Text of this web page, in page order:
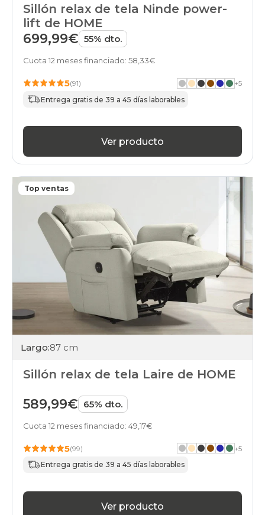
Sillón relax de tela Ninde power-
lift de HOME
699,99€ 55% dto.
Cuota 12 meses financiado: 58,33€
5(91) +5
Entrega gratis de 39 a 45 días laborables
Ver producto
Top ventas
Largo:87 cm
Sillón relax de tela Laire de HOME
589,99€ 65% dto.
Cuota 12 meses financiado: 49,17€
5(99) +5
Entrega gratis de 39 a 45 días laborables
Ver producto